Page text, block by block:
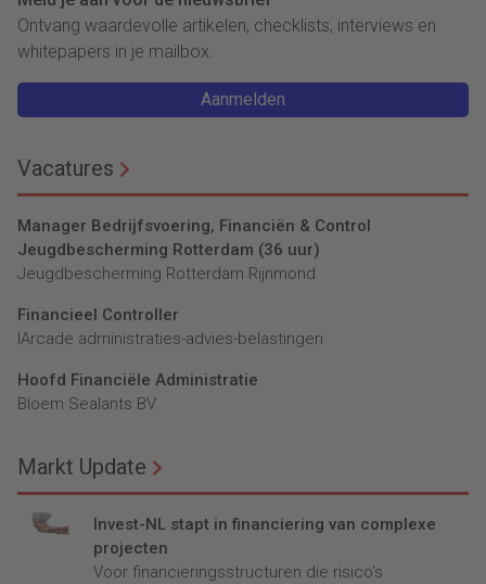
Ontvang waardevolle artikelen, checklists, interviews en
whitepapers in je mailbox.
Aanmelden
Vacatures
Manager Bedrijfsvoering, Financiën & Control
Jeugdbescherming Rotterdam (36 uur)
Jeugdbescherming Rotterdam Rijnmond
Financieel Controller
lArcade administraties-advies-belastingen
Hoofd Financiële Administratie
Bloem Sealants BV
Markt Update
Invest-NL stapt in financiering van complexe
projecten
Voor financieringsstructuren die risico’s